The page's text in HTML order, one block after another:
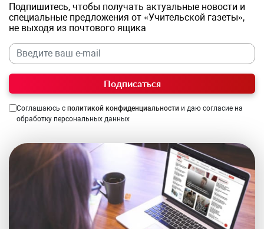
Подпишитесь, чтобы получать актуальные новости и
специальные предложения от «Учительской газеты»,
не выходя из почтового ящика
Подписаться
Соглашаюсь с политикой конфиденциальности и даю согласие на
обработку персональных данных